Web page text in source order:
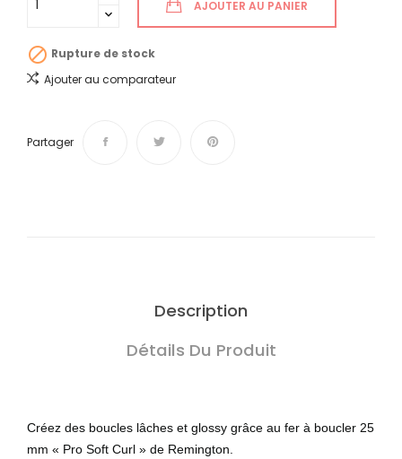
AJOUTER AU PANIER
 Rupture de stock
Ajouter au comparateur
Partager
Description
Détails Du Produit
Créez des boucles lâches et glossy grâce au fer à boucler 25
mm « Pro Soft Curl » de Remington.